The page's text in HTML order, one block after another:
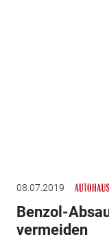
08.07.2019
Benzol-
vermeiden